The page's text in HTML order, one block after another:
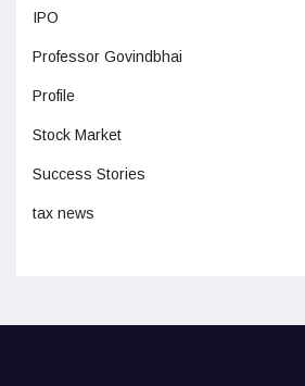
IPO
Professor Govindbhai
Profile
Stock Market
Success Stories
tax news